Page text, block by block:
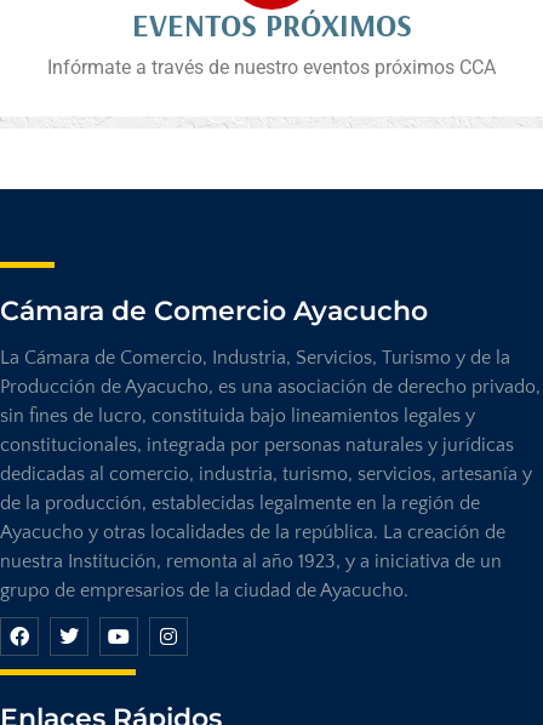
EVENTOS PRÓXIMOS
Infórmate a través de nuestro eventos próximos CCA
Cámara de Comercio Ayacucho
La Cámara de Comercio, Industria, Servicios, Turismo y de la
Producción de Ayacucho, es una asociación de derecho privado,
sin fines de lucro, constituida bajo lineamientos legales y
constitucionales, integrada por personas naturales y jurídicas
dedicadas al comercio, industria, turismo, servicios, artesanía y
de la producción, establecidas legalmente en la región de
Ayacucho y otras localidades de la república. La creación de
nuestra Institución, remonta al año 1923, y a iniciativa de un
grupo de empresarios de la ciudad de Ayacucho.
Enlaces Rápidos